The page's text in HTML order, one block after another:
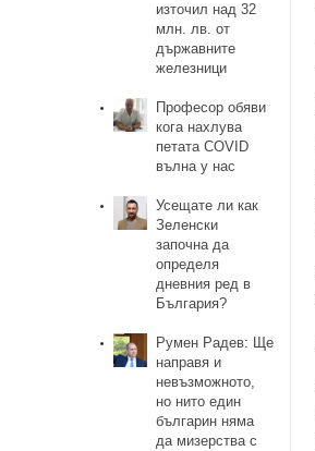
източил над 32
млн. лв. от
държавните
железници
Професор обяви
кога нахлува
петата COVID
вълна у нас
Усещате ли как
Зеленски
започна да
определя
дневния ред в
България?
Румен Радев: Ще
направя и
невъзможното,
но нито един
българин няма
да мизерства с